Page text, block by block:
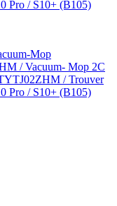
Mop
/ Vacuum- Mop 2C
/ Trouver
Pro / S10+ (B105)